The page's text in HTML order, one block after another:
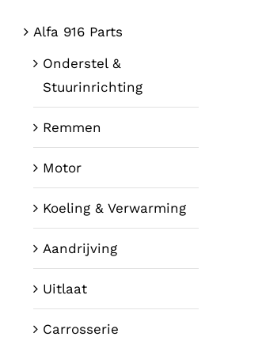
Alfa 916 Parts
Onderstel &
Stuurinrichting
Remmen
Motor
Koeling & Verwarming
Aandrijving
Uitlaat
Carrosserie